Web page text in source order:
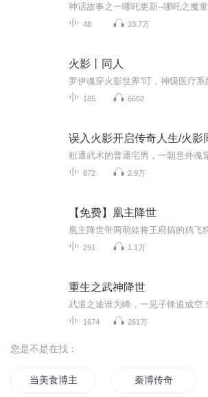
神话故事之一哪吒更新--哪吒之魔童
48 33.7万
火影丨同人
185 6602
误入火影开启传奇人生/火影
872 2.9万
【免费】凰主降世
凰主降世带两萌娃将王府搞的鸡飞
291 1.1万
重生之武神降世
1674 261万
您是不是在找：
当美食博主穿成王妃后 秦博传奇